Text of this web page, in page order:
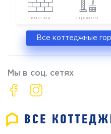
кирпич строится
Все коттеджные
Мы в соц. сетях